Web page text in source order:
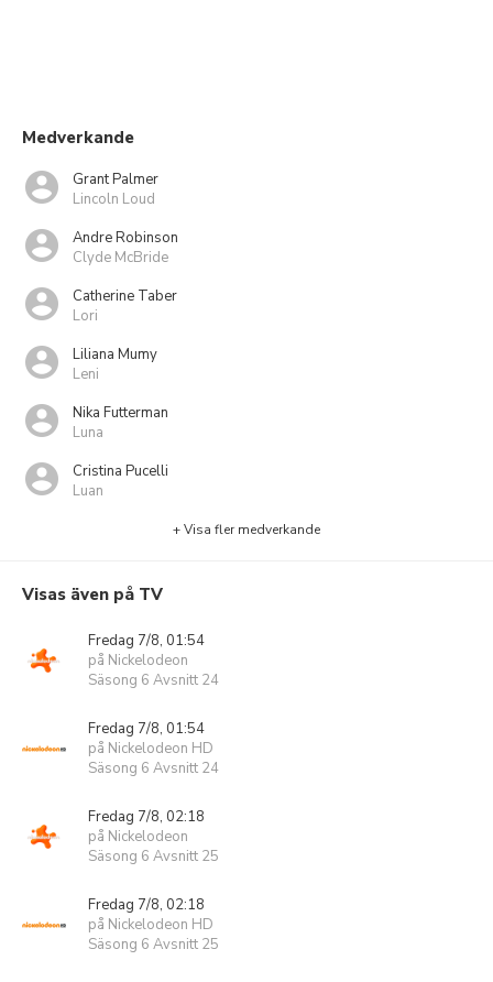
Medverkande
Grant Palmer
Lincoln Loud
Andre Robinson
Clyde McBride
Catherine Taber
Lori
Liliana Mumy
Leni
Nika Futterman
Luna
Cristina Pucelli
Luan
+ Visa fler medverkande
Visas även på TV
Fredag 7/8, 01:54
på Nickelodeon
Säsong 6 Avsnitt 24
Fredag 7/8, 01:54
på Nickelodeon HD
Säsong 6 Avsnitt 24
Fredag 7/8, 02:18
på Nickelodeon
Säsong 6 Avsnitt 25
Fredag 7/8, 02:18
på Nickelodeon HD
Säsong 6 Avsnitt 25